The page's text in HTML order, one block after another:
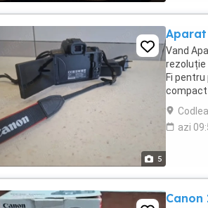
5
Aparat
Vand
rezoluție
Fi
ofera
azi
Canon